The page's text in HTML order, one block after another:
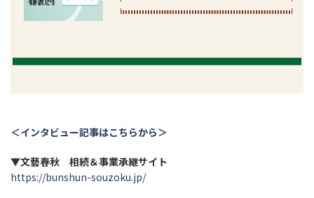
＜インタビュー記事はこちらから＞
▼文藝春秋 相続＆事業承継サイト
https://bunshun-souzoku.jp/